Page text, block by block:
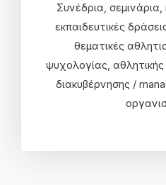
Συνέδρια, σεμινάρια,
εκπαιδευτικές
θεματικές
ψυχολογίας,
διακυβέρνησης /